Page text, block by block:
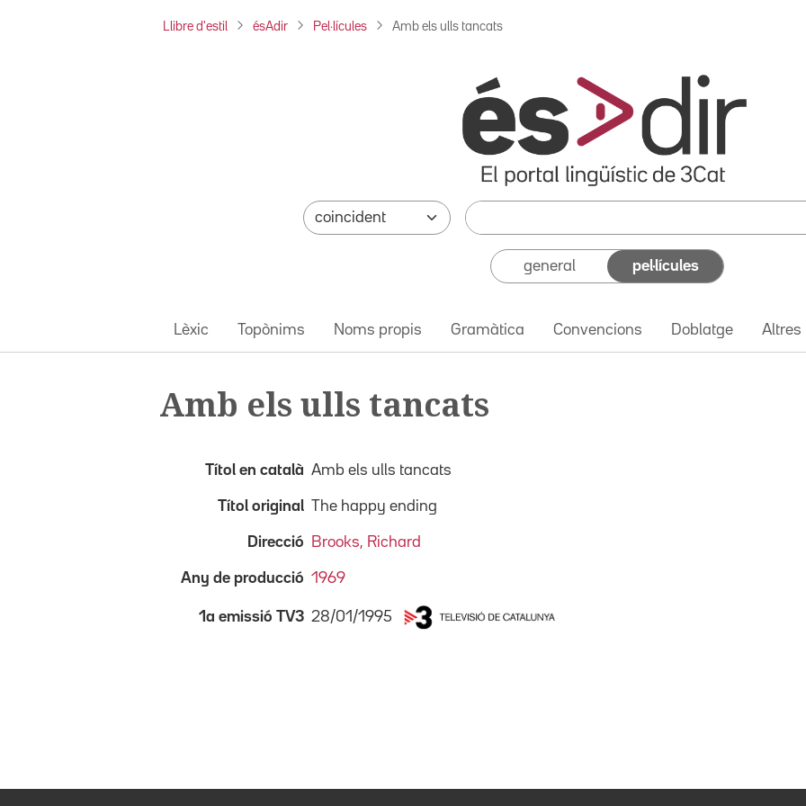
Llibre d'estil ésAdir Pel·lícules Amb els ulls tancats
general pel·lícules
Lèxic Topònims Noms propis Gramàtica Convencions Doblatge Altres
Amb els ulls tancats
Títol en català Amb els ulls tancats
Títol original The happy ending
Direcció Brooks, Richard
Any de producció 1969
1a emissió TV3 28/01/1995